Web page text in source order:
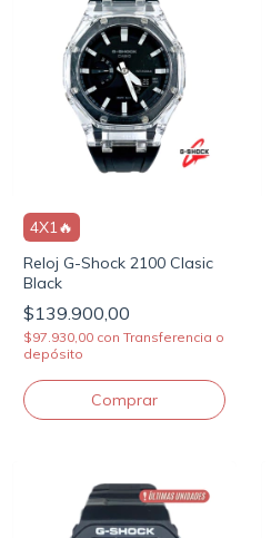
4X1🔥
Reloj G-Shock 2100 Clasic
Black
$139.900,00
$97.930,00 con Transferencia o
depósito